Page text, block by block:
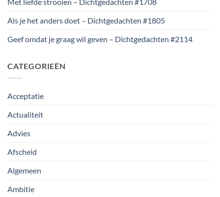
Als je het anders doet – Dichtgedachten #1805
Geef omdat je graag wil geven – Dichtgedachten #2114
CATEGORIEËN
Acceptatie
Actualiteit
Advies
Afscheid
Algemeen
Ambitie